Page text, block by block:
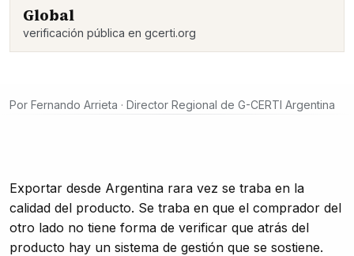
Global
verificación pública en gcerti.org
Por Fernando Arrieta · Director Regional de G-CERTI Argentina
Exportar desde Argentina rara vez se traba en la
calidad del producto. Se traba en que el comprador del
otro lado no tiene forma de verificar que atrás del
producto hay un sistema de gestión que se sostiene.